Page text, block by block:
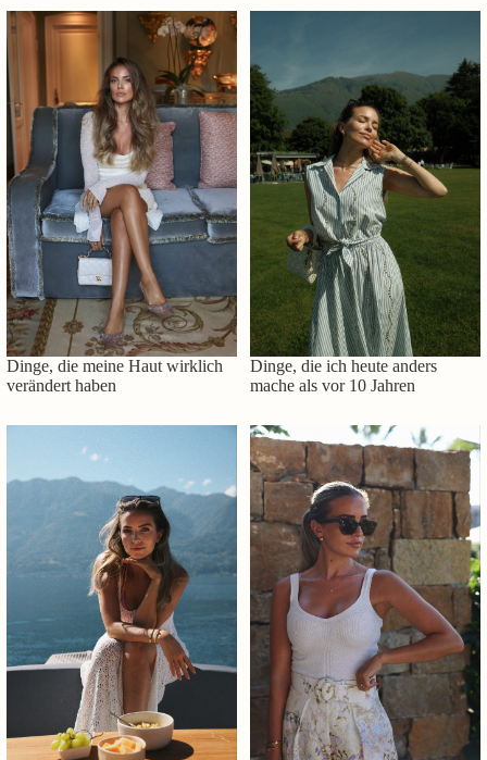
Dinge, die meine Haut wirklich
verändert haben
Dinge, die ich heute anders
mache als vor 10 Jahren